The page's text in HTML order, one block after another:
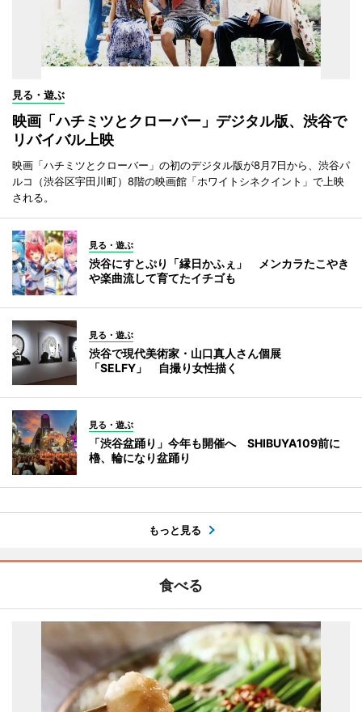
見る・遊ぶ
映画「ハチミツとクローバー」デジタル版、渋谷で
リバイバル上映
映画「ハチミツとクローバー」の初のデジタル版が8月7日から、渋谷パ
ルコ（渋谷区宇田川町）8階の映画館「ホワイトシネクイント」で上映
される。
見る・遊ぶ
渋谷にすとぷり「縁日かふぇ」 メンカラたこやき
や楽曲流して育てたイチゴも
見る・遊ぶ
渋谷で現代美術家・山口真人さん個展
「SELFY」 自撮り女性描く
見る・遊ぶ
「渋谷盆踊り」今年も開催へ SHIBUYA109前に
櫓、輪になり盆踊り
もっと見る
食べる